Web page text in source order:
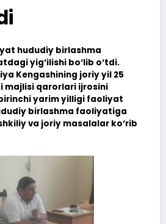
hududiy birlashma
yig‘ilishi bo‘lib o‘tdi.
Kengashining joriy yil 25
majlisi qarorlari ijrosini
yarim yilligi faoliyat
birlashma faoliyatiga
va joriy masalalar ko‘rib